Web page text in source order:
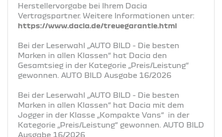
Herstellervorgabe bei Ihrem Dacia
Vertragspartner. Weitere Informationen unter:
https://www.dacia.de/treuegarantie.html
Bei der Leserwahl „AUTO BILD - Die besten
Marken in allen Klassen“ hat Dacia den
Gesamtsieg in der Kategorie „Preis/Leistung“
gewonnen. AUTO BILD Ausgabe 16/2026
Bei der Leserwahl „AUTO BILD - Die besten
Marken in allen Klassen“ hat Dacia mit dem
Jogger in der Klasse „Kompakte Vans“ in der
Kategorie „Preis/Leistung“ gewonnen. AUTO BILD
Ausgabe 16/2026